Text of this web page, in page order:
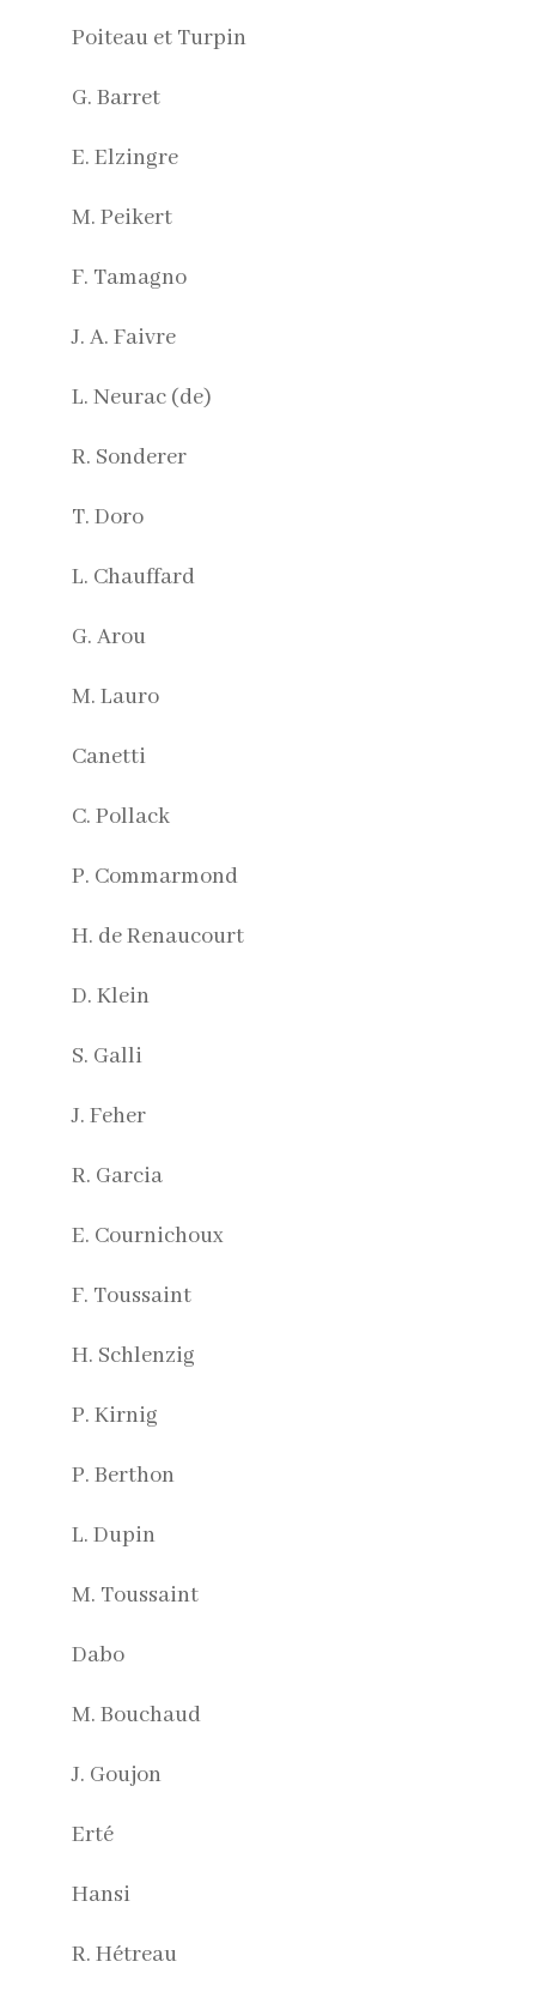
Poiteau et Turpin
G. Barret
E. Elzingre
M. Peikert
F. Tamagno
J. A. Faivre
L. Neurac (de)
R. Sonderer
T. Doro
L. Chauffard
G. Arou
M. Lauro
Canetti
C. Pollack
P. Commarmond
H. de Renaucourt
D. Klein
S. Galli
J. Feher
R. Garcia
E. Cournichoux
F. Toussaint
H. Schlenzig
P. Kirnig
P. Berthon
L. Dupin
M. Toussaint
Dabo
M. Bouchaud
J. Goujon
Erté
Hansi
R. Hétreau